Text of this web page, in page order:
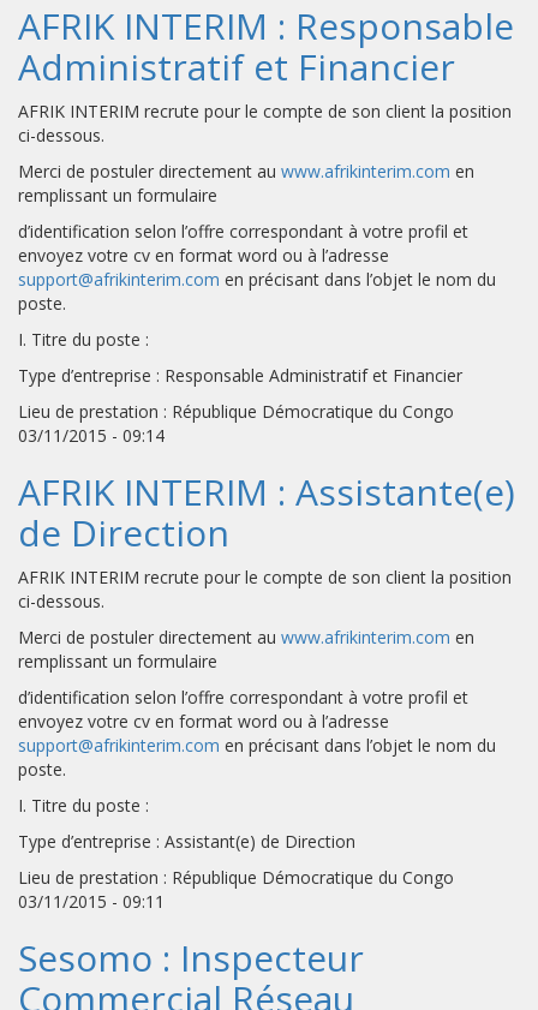
AFRIK INTERIM : Responsable
Administratif et Financier
AFRIK INTERIM recrute pour le compte de son client la position
ci-dessous.
Merci de postuler directement au www.afrikinterim.com en
remplissant un formulaire
d’identification selon l’offre correspondant à votre profil et
envoyez votre cv en format word ou à l’adresse
support@afrikinterim.com en précisant dans l’objet le nom du
poste.
I. Titre du poste :
Type d’entreprise : Responsable Administratif et Financier
Lieu de prestation : République Démocratique du Congo
03/11/2015 - 09:14
AFRIK INTERIM : Assistante(e)
de Direction
AFRIK INTERIM recrute pour le compte de son client la position
ci-dessous.
Merci de postuler directement au www.afrikinterim.com en
remplissant un formulaire
d’identification selon l’offre correspondant à votre profil et
envoyez votre cv en format word ou à l’adresse
support@afrikinterim.com en précisant dans l’objet le nom du
poste.
I. Titre du poste :
Type d’entreprise : Assistant(e) de Direction
Lieu de prestation : République Démocratique du Congo
03/11/2015 - 09:11
Sesomo : Inspecteur
Commercial Réseau